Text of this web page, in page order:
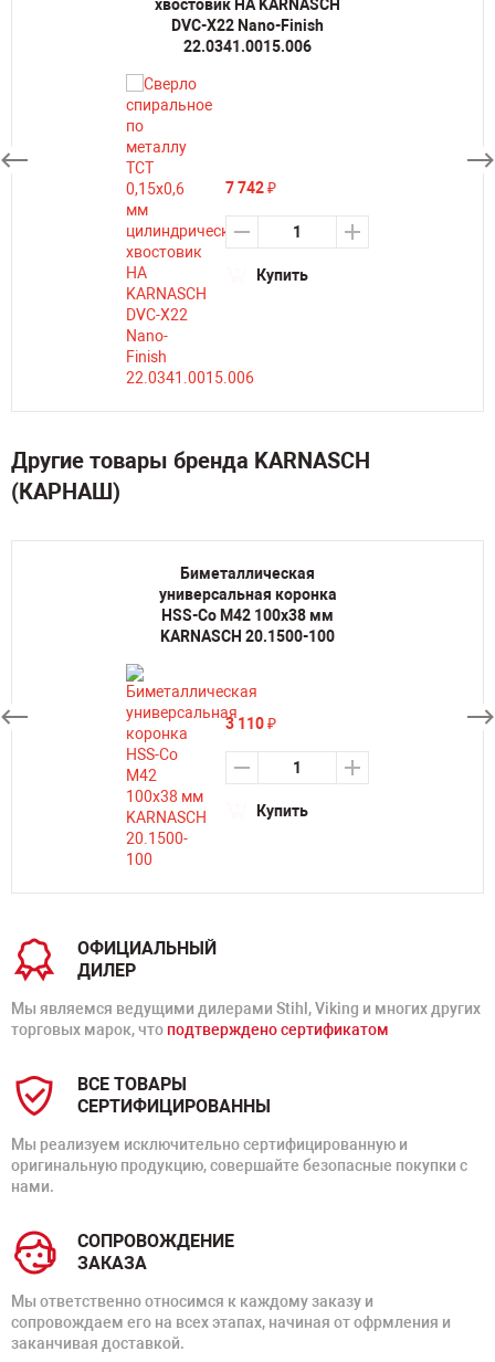
хвостовик HA KARNASCH
DVC-X22 Nano-Finish
22.0341.0015.006
7 742₽
Купить
Другие товары бренда KARNASCH
(КАРНАШ)
Биметаллическая
универсальная коронка
HSS-Co M42 100х38 мм
KARNASCH 20.1500-100
3 110₽
Купить
ОФИЦИАЛЬНЫЙ
ДИЛЕР
Мы являемся ведущими дилерами Stihl, Viking и многих других
торговых марок, что подтверждено сертификатом
ВСЕ ТОВАРЫ
СЕРТИФИЦИРОВАННЫ
Мы реализуем исключительно сертифицированную и
оригинальную продукцию, совершайте безопасные покупки с
нами.
СОПРОВОЖДЕНИЕ
ЗАКАЗА
Мы ответственно относимся к каждому заказу и
сопровождаем его на всех этапах, начиная от офрмления и
заканчивая доставкой.